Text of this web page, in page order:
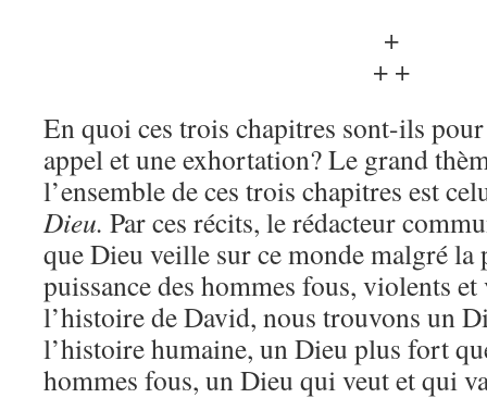
+
+ +
En quoi ces trois chapitres sont-ils
appel et une exhortation? Le grand
l’ensemble de ces trois chapitres est
Dieu. Par ces récits, le rédacteur
que Dieu veille sur ce monde malgré la
puissance des hommes fous, violents et
l’histoire de David, nous trouvons un
l’histoire humaine, un Dieu plus fort
hommes fous, un Dieu qui veut et qui